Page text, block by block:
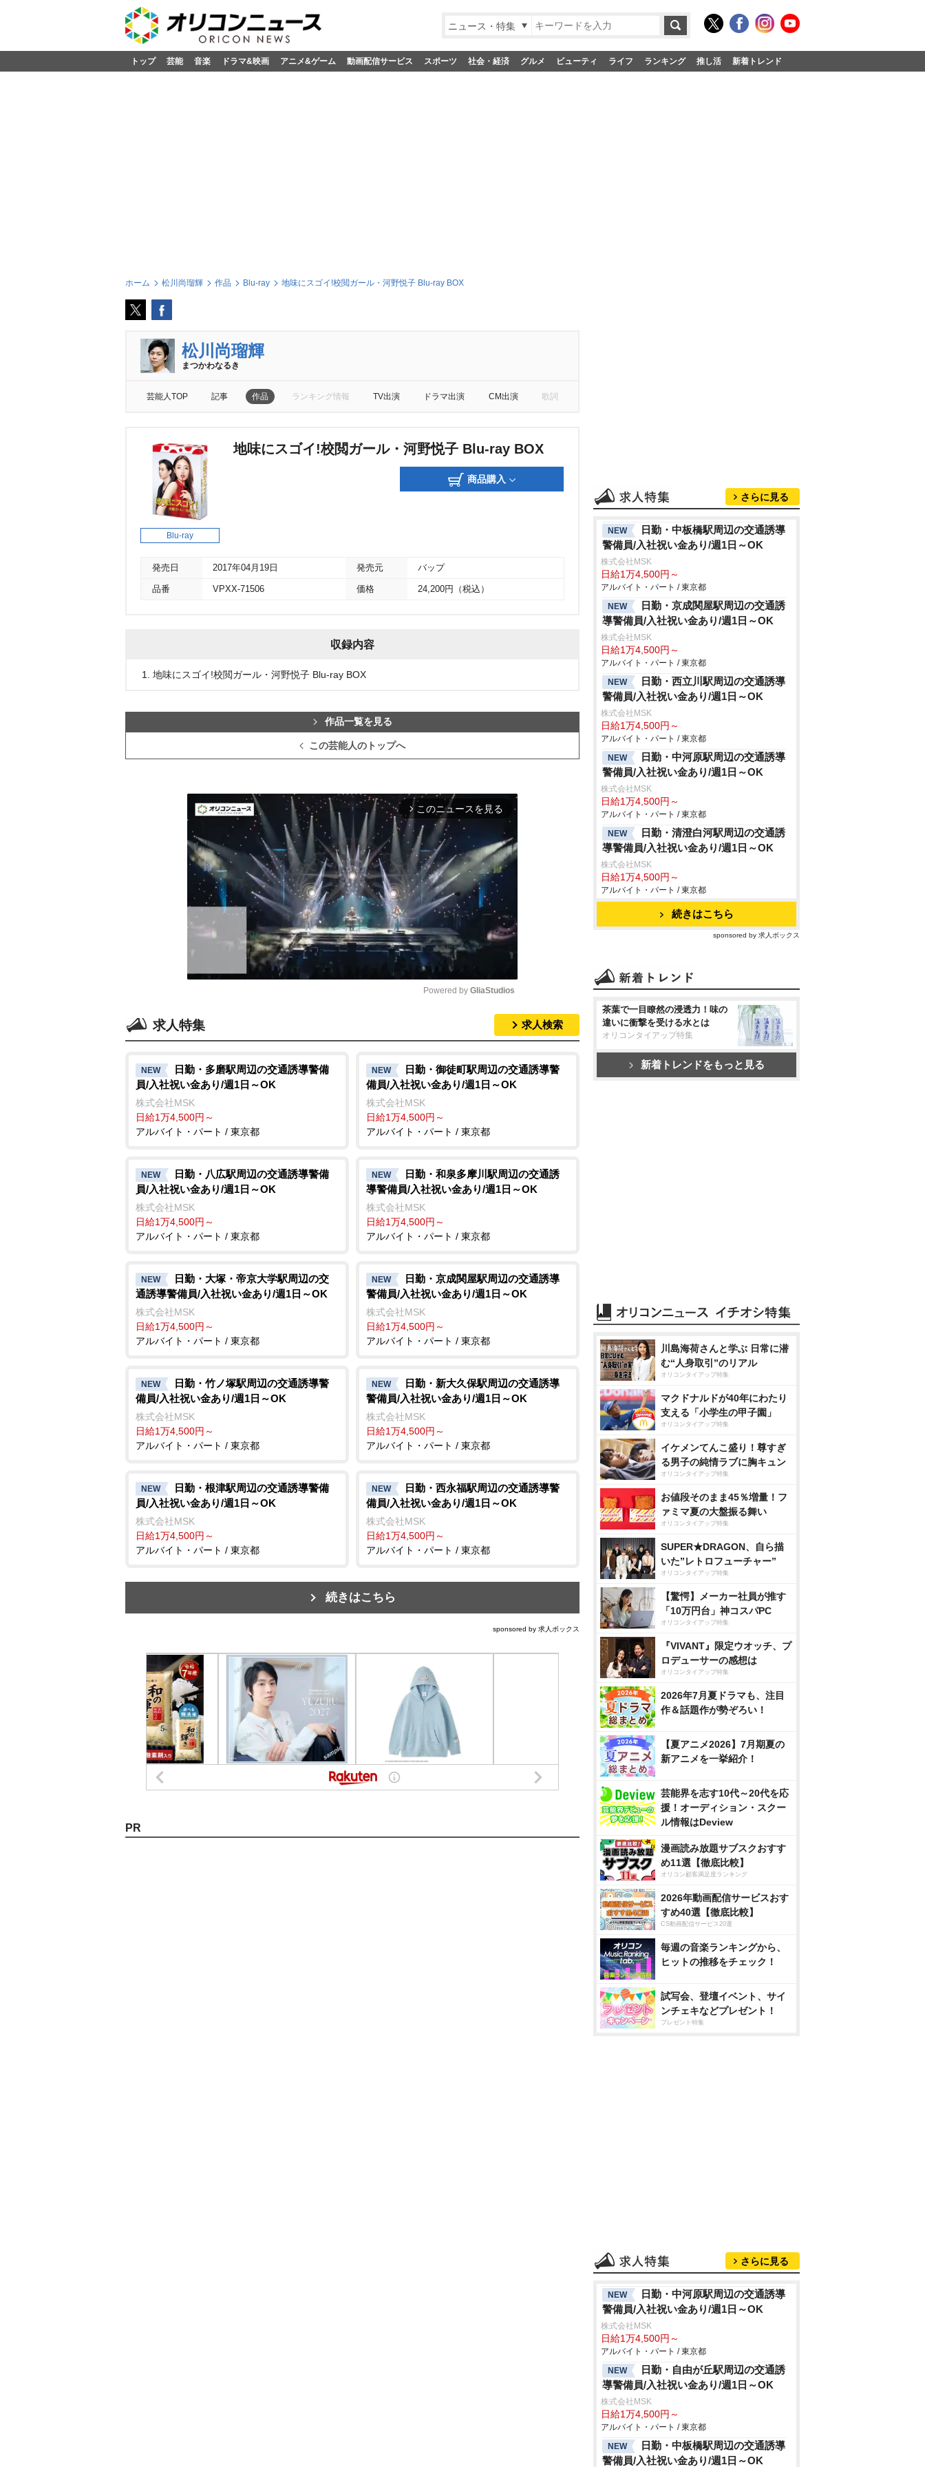
ニュース・特集
トップ 芸能 音楽 ドラマ&映画 アニメ&ゲーム 動画配信サービス スポーツ 社会・経済 グルメ ビューティ ライフ ランキング 推し活 新着トレンド
ホーム 松川尚瑠輝 作品 Blu-ray 地味にスゴイ!校閲ガール・河野悦子 Blu-ray BOX
松川尚瑠輝
まつかわなるき
芸能人TOP 記事 作品 ランキング情報 TV出演 ドラマ出演 CM出演 歌詞
Blu-ray
地味にスゴイ!校閲ガール・河野悦子 Blu-ray BOX
商品購入
発売日 2017年04月19日 発売元 バップ
品番 VPXX-71506 価格 24,200円（税込）
収録内容
1. 地味にスゴイ!校閲ガール・河野悦子 Blu-ray BOX
作品一覧を見る
この芸能人のトップへ
arrow_forward_ios このニュースを見る
t
e
Powered by GliaStudios
求人特集 求人検索
NEW
日勤・多磨駅周辺の交通誘導警備
員/入社祝い金あり/週1日～OK
株式会社MSK
日給1万4,500円～
アルバイト・パート / 東京都
NEW
日勤・御徒町駅周辺の交通誘導警
備員/入社祝い金あり/週1日～OK
株式会社MSK
日給1万4,500円～
アルバイト・パート / 東京都
NEW
日勤・八広駅周辺の交通誘導警備
員/入社祝い金あり/週1日～OK
株式会社MSK
日給1万4,500円～
アルバイト・パート / 東京都
NEW
日勤・和泉多摩川駅周辺の交通誘
導警備員/入社祝い金あり/週1日～OK
株式会社MSK
日給1万4,500円～
アルバイト・パート / 東京都
NEW
日勤・大塚・帝京大学駅周辺の交
通誘導警備員/入社祝い金あり/週1日～OK
株式会社MSK
日給1万4,500円～
アルバイト・パート / 東京都
NEW
日勤・京成関屋駅周辺の交通誘導
警備員/入社祝い金あり/週1日～OK
株式会社MSK
日給1万4,500円～
アルバイト・パート / 東京都
NEW
日勤・竹ノ塚駅周辺の交通誘導警
備員/入社祝い金あり/週1日～OK
株式会社MSK
日給1万4,500円～
アルバイト・パート / 東京都
NEW
日勤・新大久保駅周辺の交通誘導
警備員/入社祝い金あり/週1日～OK
株式会社MSK
日給1万4,500円～
アルバイト・パート / 東京都
NEW
日勤・根津駅周辺の交通誘導警備
員/入社祝い金あり/週1日～OK
株式会社MSK
日給1万4,500円～
アルバイト・パート / 東京都
NEW
日勤・西永福駅周辺の交通誘導警
備員/入社祝い金あり/週1日～OK
株式会社MSK
日給1万4,500円～
アルバイト・パート / 東京都
続きはこちら
sponsored by 求人ボックス
PR
さらに見る
NEW
日勤・中板橋駅周辺の交通誘導
警備員/入社祝い金あり/週1日～OK
株式会社MSK
日給1万4,500円～
アルバイト・パート / 東京都
NEW
日勤・京成関屋駅周辺の交通誘
導警備員/入社祝い金あり/週1日～OK
株式会社MSK
日給1万4,500円～
アルバイト・パート / 東京都
NEW
日勤・西立川駅周辺の交通誘導
警備員/入社祝い金あり/週1日～OK
株式会社MSK
日給1万4,500円～
アルバイト・パート / 東京都
NEW
日勤・中河原駅周辺の交通誘導
警備員/入社祝い金あり/週1日～OK
株式会社MSK
日給1万4,500円～
アルバイト・パート / 東京都
NEW
日勤・清澄白河駅周辺の交通誘
導警備員/入社祝い金あり/週1日～OK
株式会社MSK
日給1万4,500円～
アルバイト・パート / 東京都
続きはこちら
sponsored by 求人ボックス
茶葉で一目瞭然の浸透力！味の
違いに衝撃を受ける水とは
オリコンタイアップ特集
新着トレンドをもっと見る
川島海荷さんと学ぶ 日常に潜
む“人身取引”のリアル
オリコンタイアップ特集
マクドナルドが40年にわたり
支える「小学生の甲子園」
オリコンタイアップ特集
イケメンてんこ盛り！尊すぎ
る男子の純情ラブに胸キュン
オリコンタイアップ特集
お値段そのまま45％増量！フ
ァミマ夏の大盤振る舞い
オリコンタイアップ特集
SUPER★DRAGON、自ら描
いた”レトロフューチャー”
オリコンタイアップ特集
【驚愕】メーカー社員が推す
「10万円台」神コスパPC
オリコンタイアップ特集
『VIVANT』限定ウオッチ、プ
ロデューサーの感想は
オリコンタイアップ特集
2026年7月夏ドラマも、注目
作＆話題作が勢ぞろい！
【夏アニメ2026】7月期夏の
新アニメを一挙紹介！
芸能界を志す10代～20代を応
援！オーディション・スクー
ル情報はDeview
漫画読み放題サブスクおすす
め11選【徹底比較】
オリコン顧客満足度ランキング
2026年動画配信サービスおす
すめ40選【徹底比較】
CS動画配信サービス20選
毎週の音楽ランキングから、
ヒットの推移をチェック！
試写会、登壇イベント、サイ
ンチェキなどプレゼント！
プレゼント特集
さらに見る
NEW
日勤・中河原駅周辺の交通誘導
警備員/入社祝い金あり/週1日～OK
株式会社MSK
日給1万4,500円～
アルバイト・パート / 東京都
NEW
日勤・自由が丘駅周辺の交通誘
導警備員/入社祝い金あり/週1日～OK
株式会社MSK
日給1万4,500円～
アルバイト・パート / 東京都
NEW
日勤・中板橋駅周辺の交通誘導
警備員/入社祝い金あり/週1日～OK